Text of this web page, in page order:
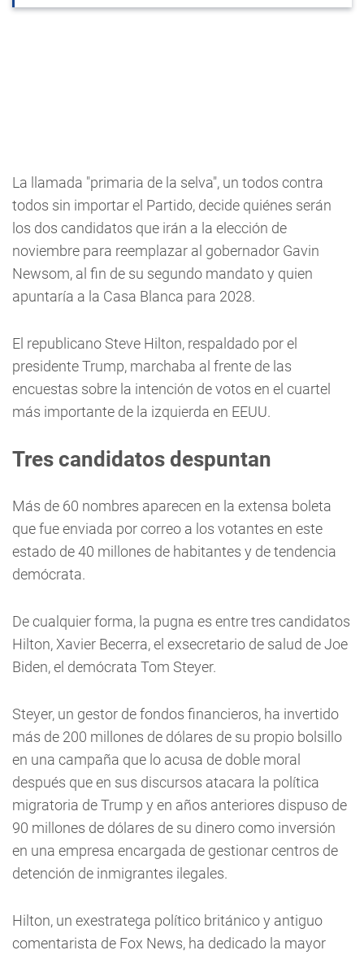
La llamada "primaria de la selva", un todos contra
todos sin importar el Partido, decide quiénes serán
los dos candidatos que irán a la elección de
noviembre para reemplazar al gobernador Gavin
Newsom, al fin de su segundo mandato y quien
apuntaría a la Casa Blanca para 2028.
El republicano Steve Hilton, respaldado por el
presidente Trump, marchaba al frente de las
encuestas sobre la intención de votos en el cuartel
más importante de la izquierda en EEUU.
Tres candidatos despuntan
Más de 60 nombres aparecen en la extensa boleta
que fue enviada por correo a los votantes en este
estado de 40 millones de habitantes y de tendencia
demócrata.
De cualquier forma, la pugna es entre tres candidatos
Hilton, Xavier Becerra, el exsecretario de salud de Joe
Biden, el demócrata Tom Steyer.
Steyer, un gestor de fondos financieros, ha invertido
más de 200 millones de dólares de su propio bolsillo
en una campaña que lo acusa de doble moral
después que en sus discursos atacara la política
migratoria de Trump y en años anteriores dispuso de
90 millones de dólares de su dinero como inversión
en una empresa encargada de gestionar centros de
detención de inmigrantes ilegales.
Hilton, un exestratega político británico y antiguo
comentarista de Fox News, ha dedicado la mayor